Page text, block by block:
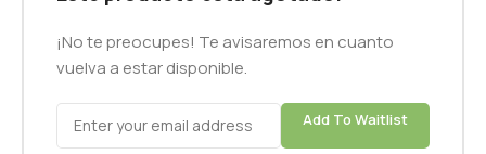
¡No te preocupes! Te avisaremos en cuanto
vuelva a estar disponible.
Add To Waitlist